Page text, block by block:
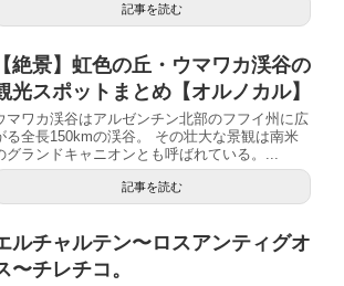
記事を読む
【絶景】虹色の丘・ウマワカ渓谷の
光スポットまとめ【オルノカル】
マワカ渓谷はアルゼンチン北部のフフイ州に広
る全長150kmの渓谷。 その壮大な景観は南米
グランドキャニオンとも呼ばれている。...
記事を読む
ルチャルテン〜ロスアンティグオ
〜チレチコ。